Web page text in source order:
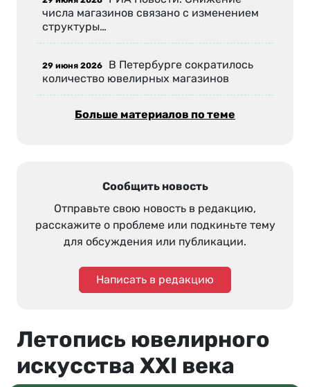
числа магазинов связано с изменением
структуры…
29 июня 2026 В Петербурге сократилось
количество ювелирных магазинов
Больше материалов по теме
Сообщить новость
Отправьте свою новость в редакцию,
расскажите о проблеме или подкиньте тему
для обсуждения или публикации.
Написать в редакцию
Летопись ювелирного
искусства XXI века